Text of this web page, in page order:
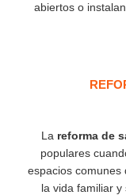
abiertos o
La reforma de
populares
espacios comunes
la vida familiar